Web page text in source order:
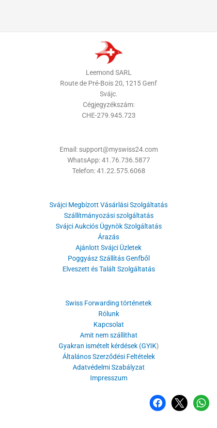
Leemond SARL
Route de Pré-Bois 20, 1215 Genf
Svájc.
Cégjegyzékszám:
CHE-279.945.723
Email: support@myswiss24.com
WhatsApp: 41.76.736.5877
Telefon: 41.22.575.6068
Svájci Megbízott Vásárlási Szolgáltatás
Szállítmányozási szolgáltatás
Svájci Aukciós Ügynök Szolgáltatás
Árazás
Ajánlott Svájci Üzletek
Poggyász Szállítás Genfből
Elveszett és Talált Szolgáltatás
Swiss Forwarding történetek
Rólunk
Kapcsolat
Amit nem szállíthat
Gyakran ismételt kérdések (GYIK)
Általános Szerződési Feltételek
Adatvédelmi Szabályzat
Impresszum
Facebook
x